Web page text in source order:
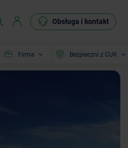
Obsługa i kontakt
Firma Bezpieczni z CUK